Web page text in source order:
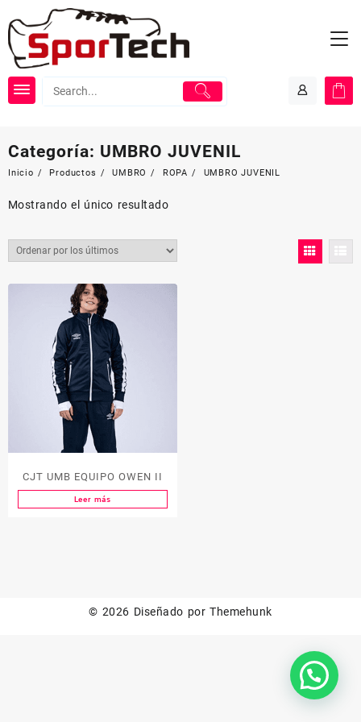
al
contenido
Categoría: UMBRO JUVENIL
Inicio Productos UMBRO ROPA UMBRO JUVENIL
Mostrando el único resultado
CJT UMB EQUIPO OWEN II
Leer más
© 2026 Diseñado por Themehunk